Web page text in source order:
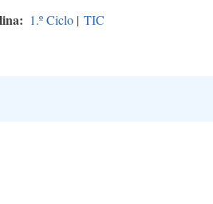
1.º Ciclo | TIC